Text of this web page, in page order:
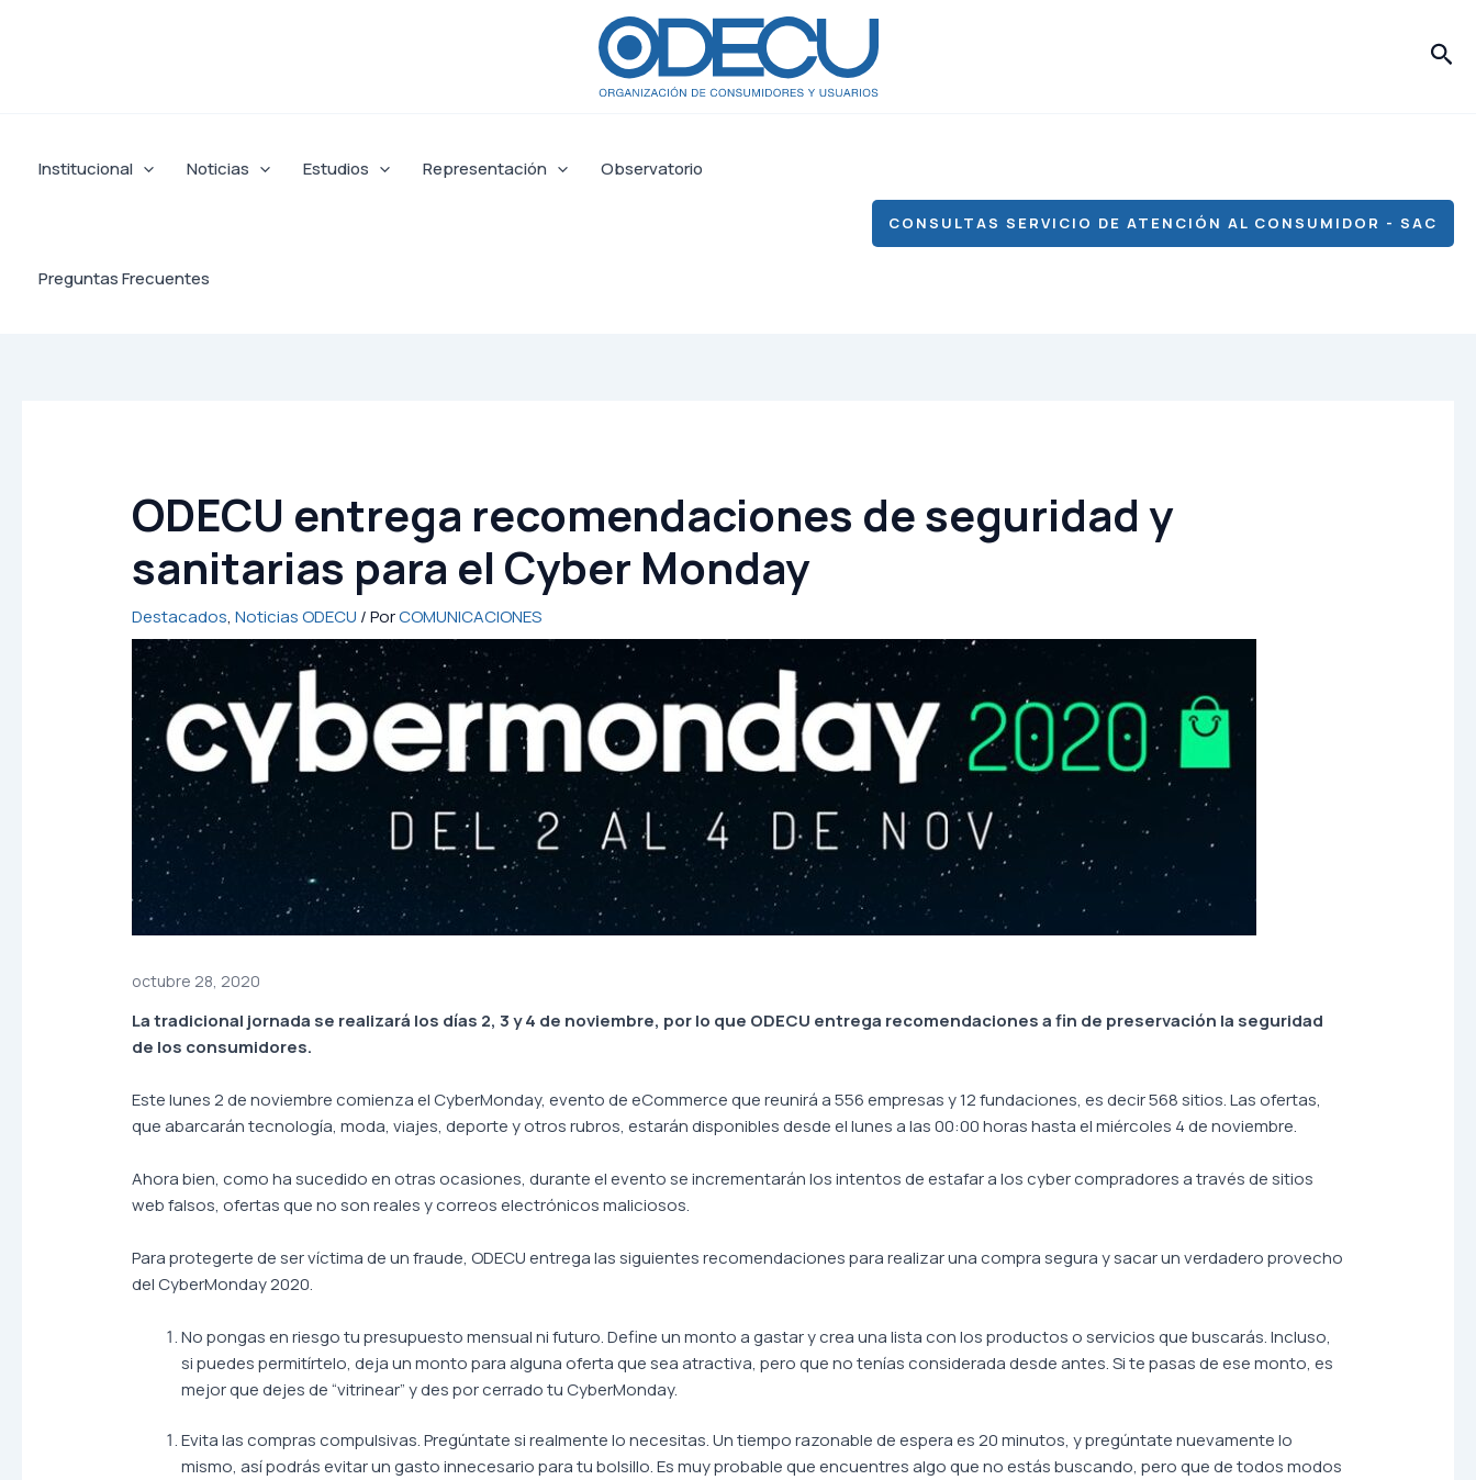
Institucional Noticias Estudios Representación Observatorio
Preguntas Frecuentes
CONSULTAS SERVICIO DE ATENCIÓN AL CONSUMIDOR - SAC
ODECU entrega recomendaciones de seguridad y
sanitarias para el Cyber Monday
Destacados,Noticias ODECU / PorCOMUNICACIONES
octubre 28, 2020
La tradicional jornada se realizará los días 2, 3 y 4 de noviembre, por lo que ODECU entrega recomendaciones a fin de preservación la seguridad
de los consumidores.
Este lunes 2 de noviembre comienza el CyberMonday, evento de eCommerce que reunirá a 556 empresas y 12 fundaciones, es decir 568 sitios. Las ofertas,
que abarcarán tecnología, moda, viajes, deporte y otros rubros, estarán disponibles desde el lunes a las 00:00 horas hasta el miércoles 4 de noviembre.
Ahora bien, como ha sucedido en otras ocasiones, durante el evento se incrementarán los intentos de estafar a los cyber compradores a través de sitios
web falsos, ofertas que no son reales y correos electrónicos maliciosos.
Para protegerte de ser víctima de un fraude, ODECU entrega las siguientes recomendaciones para realizar una compra segura y sacar un verdadero provecho
del CyberMonday 2020.
No pongas en riesgo tu presupuesto mensual ni futuro. Define un monto a gastar y crea una lista con los productos o servicios que buscarás. Incluso,
si puedes permitírtelo, deja un monto para alguna oferta que sea atractiva, pero que no tenías considerada desde antes. Si te pasas de ese monto, es
mejor que dejes de “vitrinear” y des por cerrado tu CyberMonday.
Evita las compras compulsivas. Pregúntate si realmente lo necesitas. Un tiempo razonable de espera es 20 minutos, y pregúntate nuevamente lo
mismo, así podrás evitar un gasto innecesario para tu bolsillo. Es muy probable que encuentres algo que no estás buscando, pero que de todos modos